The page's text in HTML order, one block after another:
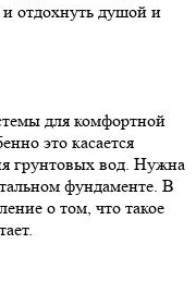
и отдохнуть душой и
для комфортной
это касается
грунтовых вод. Нужна
фундаменте. В
о том, что такое